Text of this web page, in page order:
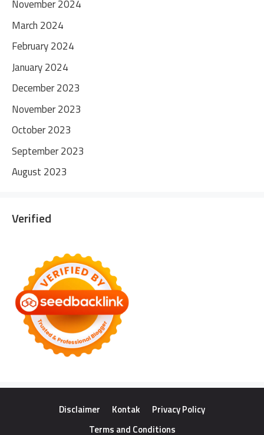
November 2024
March 2024
February 2024
January 2024
December 2023
November 2023
October 2023
September 2023
August 2023
Verified
Disclaimer Kontak
Privacy Policy
Terms and Conditions